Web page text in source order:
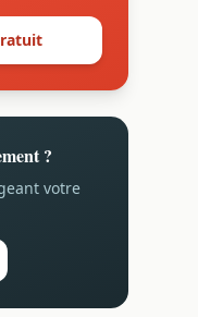
?
votre